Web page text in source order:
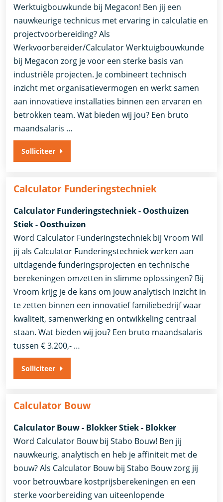
Werktuigbouwkunde bij Megacon! Ben jij een
nauwkeurige technicus met ervaring in calculatie en
projectvoorbereiding? Als
Werkvoorbereider/Calculator Werktuigbouwkunde
bij Megacon zorg je voor een sterke basis van
industriële projecten. Je combineert technisch
inzicht met organisatievermogen en werkt samen
aan innovatieve installaties binnen een ervaren en
betrokken team. Wat bieden wij jou? Een bruto
maandsalaris …
Solliciteer
Calculator Funderingstechniek
Calculator Funderingstechniek - Oosthuizen
Stiek - Oosthuizen
Word Calculator Funderingstechniek bij Vroom Wil
jij als Calculator Funderingstechniek werken aan
uitdagende funderingsprojecten en technische
berekeningen omzetten in slimme oplossingen? Bij
Vroom krijg je de kans om jouw analytisch inzicht in
te zetten binnen een innovatief familiebedrijf waar
kwaliteit, samenwerking en ontwikkeling centraal
staan. Wat bieden wij jou? Een bruto maandsalaris
tussen € 3.200,- …
Solliciteer
Calculator Bouw
Calculator Bouw - Blokker Stiek - Blokker
Word Calculator Bouw bij Stabo Bouw! Ben jij
nauwkeurig, analytisch en heb je affiniteit met de
bouw? Als Calculator Bouw bij Stabo Bouw zorg jij
voor betrouwbare kostprijsberekeningen en een
sterke voorbereiding van uiteenlopende